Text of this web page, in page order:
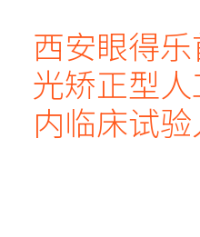
关于我们
产品管线
研发创新
西安眼得
光矫正型
内临床试